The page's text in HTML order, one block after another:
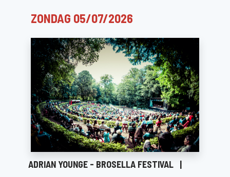
ZONDAG 05/07/2026
ADRIAN YOUNGE - BROSELLA FESTIVAL |